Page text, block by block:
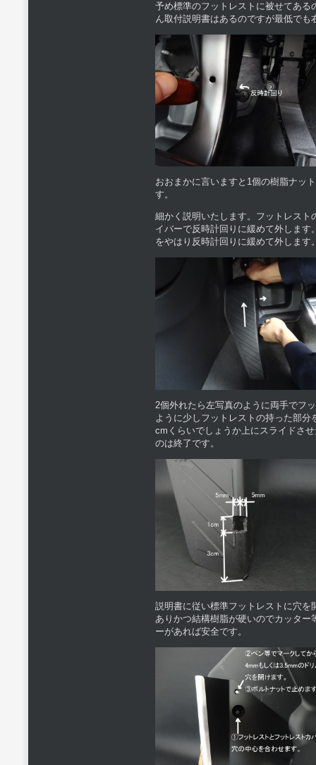
予め標準のフットレストに被せてあ
ん取付説明書はあるのですが最低で
おおまかに言いますと1個の樹脂ナッ
す。
細かく説明いたします。フットレス
イバーで反時計回りに緩めて外しま
をやはり反時計回りに緩めて外しま
2個外れたら左写真のように両手でフ
ように少しフットレストの持った部
cmくらいでしょうか上にスライドさ
のは終了です。
説明書に従い標準フットレストに穴
ありかつ結構樹脂が硬いのでカッタ
ーがあれば安全です。